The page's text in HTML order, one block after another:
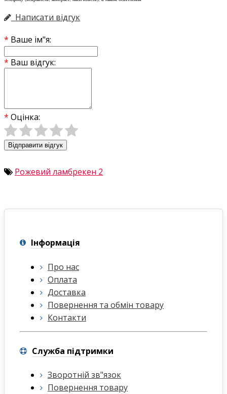
Написати відгук
Ваше ім"я:
Ваш відгук:
Оцінка:
Відправити відгук
Рожевий ламбрекен 2
Інформація
Про нас
Оплата
Доставка
Повернення та обмін товару
Контакти
Служба підтримки
Зворотній зв"язок
Повернення товару